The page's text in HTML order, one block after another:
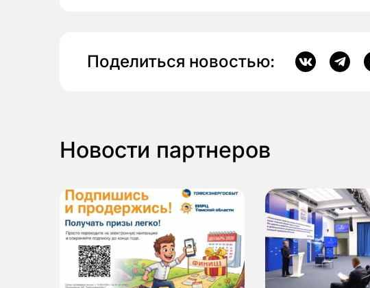
Поделиться новостью:
Новости партнеров